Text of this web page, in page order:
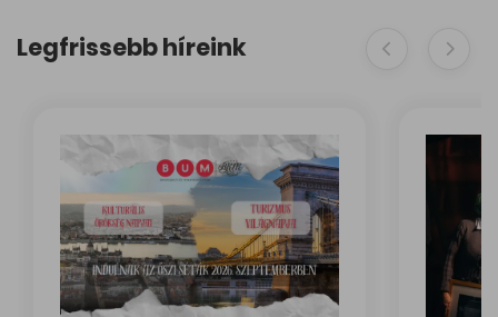
Legfrissebb híreink
Sopronban